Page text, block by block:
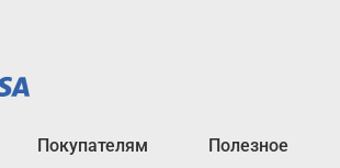
Покупателям Полезное